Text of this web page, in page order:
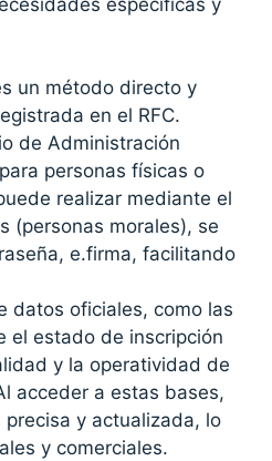
un método directo y
en el RFC.
de Administración
personas físicas o
realizar mediante el
(personas morales), se
e.firma, facilitando
datos oficiales, como las
el estado de inscripción
y la operatividad de
acceder a estas bases,
y actualizada, lo
y comerciales.